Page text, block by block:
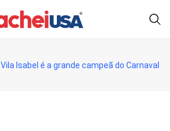
Vila Isabel é a grande campeã do Carnaval